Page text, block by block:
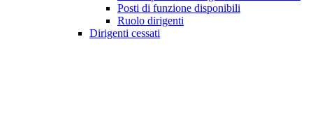
Posti di funzione disponibili
Ruolo dirigenti
Dirigenti cessati